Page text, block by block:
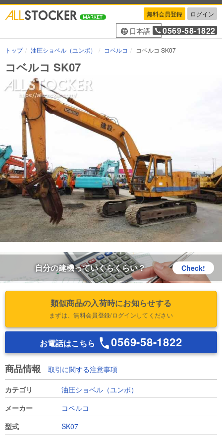
無料会員登録 ログイン
日本語 0569-58-1822
トップ 油圧ショベル（ユンボ） コベルコ コベルコ SK07
コベルコ SK07
自分の建機っていくらくらい？ Check!
類似商品の入荷時にお知らせする
まずは、無料会員登録/ログインしてください
お電話はこちら 0569-58-1822
商品情報 取引に関する注意事項
カテゴリ
油圧ショベル（ユンボ）
メーカー
コベルコ
型式
SK07